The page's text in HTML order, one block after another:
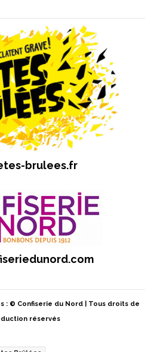
brulees.fr
: © Confiserie du Nord | Tous droits de
réservés